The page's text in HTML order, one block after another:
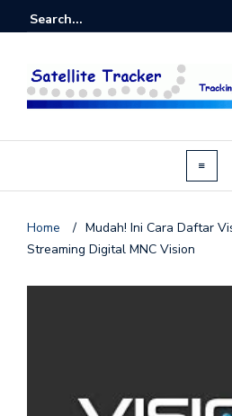
Home / Mudah! Ini Cara Daftar
Streaming Digital MNC Vision